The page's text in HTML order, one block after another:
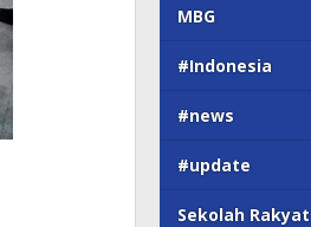
MBG
#Indonesia
#news
#update
Sekolah Rakyat